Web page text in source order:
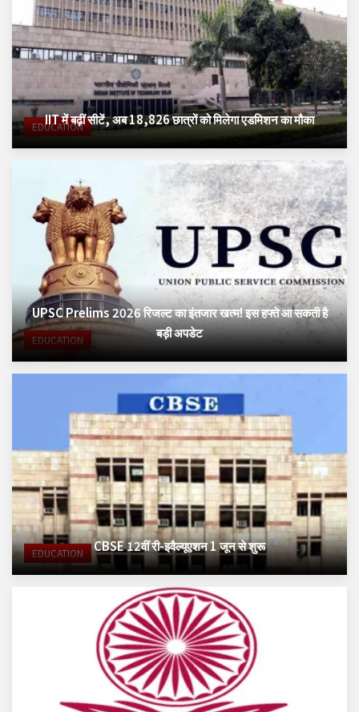
EDUCATION
IIT में बढ़ीं सीटें, अब 18,826 छात्रों को मिलेगा एडमिशन का मौका
EDUCATION
UPSC Prelims 2026 रिजल्ट का इंतजार खत्म! इस हफ्ते आ सकती है
बड़ी अपडेट
EDUCATION CBSE 12वीं री-इवैल्यूएशन 1 जून से शुरू